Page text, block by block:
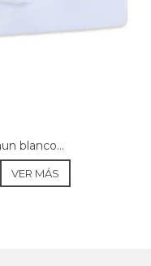
blanco...
VER MÁS